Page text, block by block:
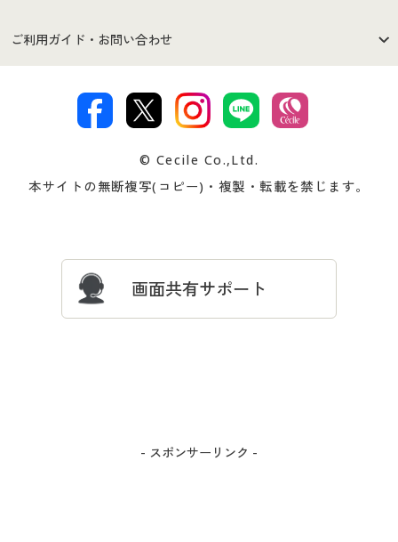
セシールご利用規約
著作権・商標について 会社案内
商品カテゴリ
プレゼント＆キャンペーン サイトマップ
ご利用ガイド・お問い合わせ
交換・返品は お支払は
ついて
忘れの場合
© Cecile Co.,Ltd.
本サイトの無断複写(コピー)・複製・転載を禁じます。
画面共有サポート
- スポンサーリンク -